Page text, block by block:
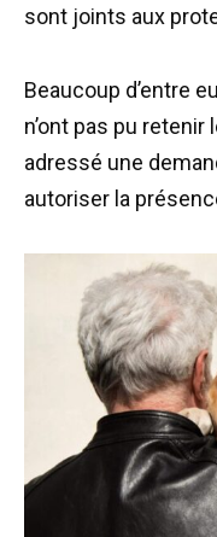
sont joints aux
Beaucoup d’entre
n’ont pas pu
adressé une
autoriser la